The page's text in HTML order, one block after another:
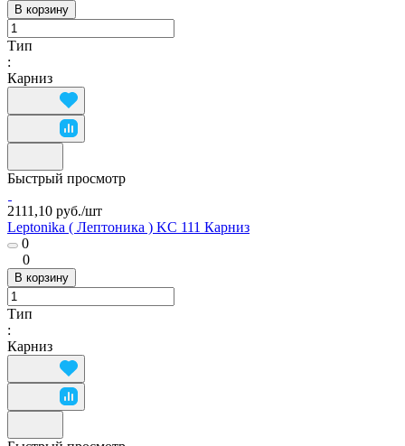
В корзину
Тип
:
Карниз
Быстрый просмотр
2111,10 руб./шт
Leptonika ( Лептоника ) KC 111 Карниз
0
0
В корзину
Тип
:
Карниз